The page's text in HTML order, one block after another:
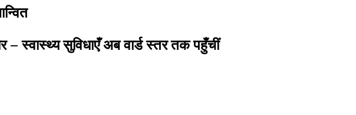
– स्वास्थ्य सुविधाएँ अब वार्ड स्तर तक पहुँचीं